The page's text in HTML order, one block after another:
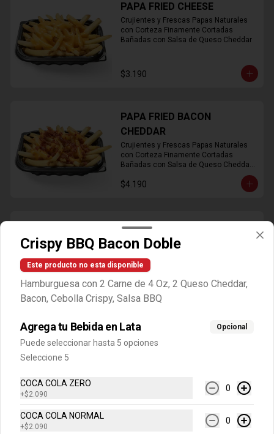
PAPA FRIED CHEESE
Crujientes y Frescas Papas Naturales
con Corteza Finamente Cortadas
Bañadas con Salsa de Queso Cheddar
$3.190
PAPA FRIED BACON
CHEDDAR
Crujientes y Frescas Papas Naturales
con Corteza Finamente Cortadas
Bañadas con Salsa de Queso Cheddar
$4.190
Empanadas De Queso X10
10 Unidades de Crujiente Masa Rellena
de Queso en Forma de Medialuna.
$2.790
Dip Baconaisse
$450
Crispy BBQ Bacon Doble
Este producto no esta disponible
Hamburguesa con 2 Carne de 4 Oz, 2 Queso Cheddar,
Bacon, Cebolla Crispy, Salsa BBQ
Agrega tu Bebida en Lata Opcional
Puede seleccionar hasta 5 opciones
Seleccione 5
COCA COLA ZERO
+$2.090
0
COCA COLA NORMAL
+$2.090
0